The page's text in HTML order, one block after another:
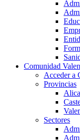
Comunidad
Acceder a
Provincias
Sectores